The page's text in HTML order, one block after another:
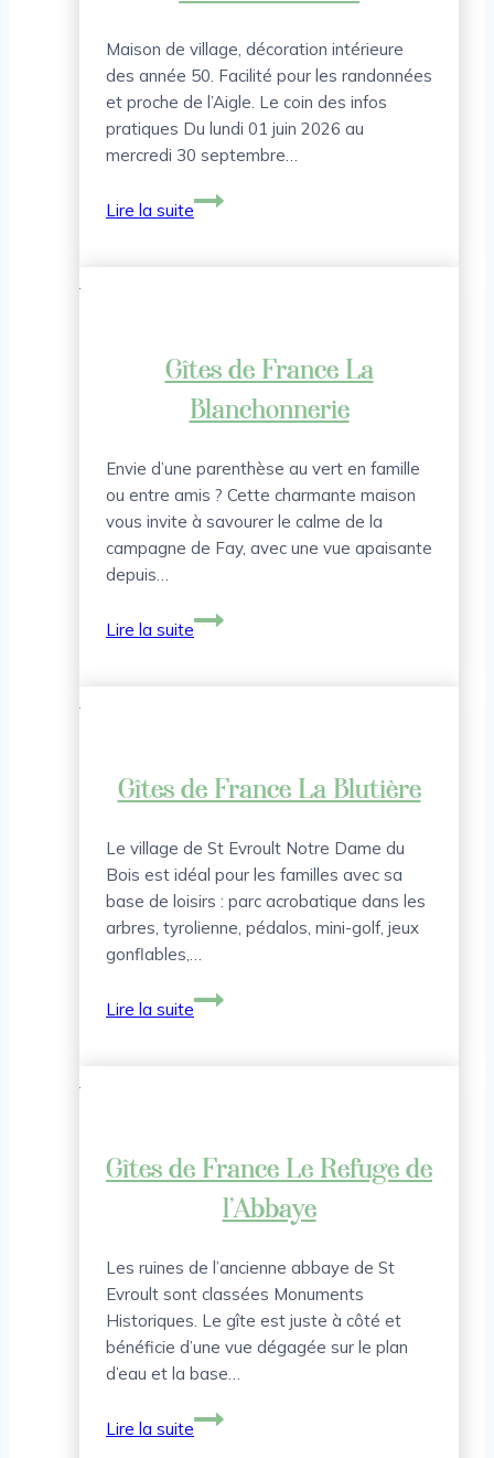
Maison de village, décoration intérieure
des année 50. Facilité pour les randonnées
et proche de l’Aigle. Le coin des infos
pratiques Du lundi 01 juin 2026 au
mercredi 30 septembre…
Lire la suite
Maison
de
Gîtes de France La
Blanchonnerie
Envie d’une parenthèse au vert en famille
ou entre amis ? Cette charmante maison
vous invite à savourer le calme de la
campagne de Fay, avec une vue apaisante
depuis…
Lire la suite
Gîtes
de
Gîtes de France La Blutière
Le village de St Evroult Notre Dame du
Bois est idéal pour les familles avec sa
base de loisirs : parc acrobatique dans les
arbres, tyrolienne, pédalos, mini-golf, jeux
gonflables,…
Lire la suite
Gîtes
de
Gîtes de France Le Refuge de
l’Abbaye
Les ruines de l’ancienne abbaye de St
Evroult sont classées Monuments
Historiques. Le gîte est juste à côté et
bénéficie d’une vue dégagée sur le plan
d’eau et la base…
Lire la suite
Gîtes
de